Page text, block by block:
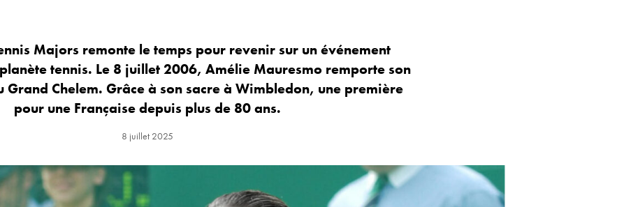
Majors remonte le temps pour revenir sur un événement
tennis. Le 8 juillet 2006, Amélie Mauresmo remporte son
Chelem. Grâce à son sacre à Wimbledon, une première
pour une Française depuis plus de 80 ans.
8 juillet 2025